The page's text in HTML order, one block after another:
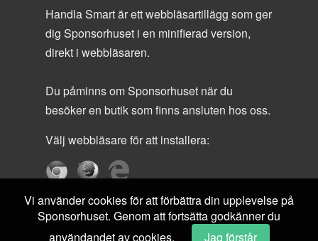
Handla Smart är ett webbläsartillägg som ger
dig Sponsorhuset i en minifierad version,
direkt i webbläsaren.
Du påminns om Sponsorhuset när du
besöker en butik som finns ansluten hos oss.
Välj webbläsare för att installera:
Vi använder cookies för att förbättra din upplevelse på
Sponsorhuset. Genom att fortsätta godkänner du
användandet av cookies.
Jag förstår